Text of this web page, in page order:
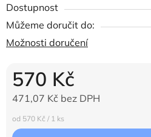
Dostupnost
Můžeme doručit do:
Možnosti doručení
570 Kč
471,07 Kč bez DPH
Měrná cena:
od 570 Kč / 1 ks